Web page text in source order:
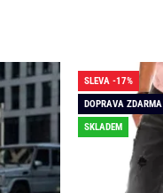
SLEVA -17%
DOPRAVA ZDARMA
SKLADEM